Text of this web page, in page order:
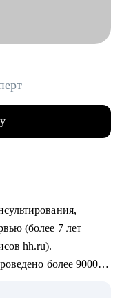
(более 7 лет
hh.ru).
более 9000